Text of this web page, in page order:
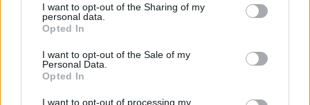
not limited to your visit or usage behaviour. You may click to
grant or deny consent to Google and its third-party tags to
use your data for below specified purposes in below Google
consent section.
I want to opt-out of the Sharing of my
personal data.
Opted In
I want to opt-out of the Sale of my
Personal Data.
Opted In
I want to opt-out of processing my
gyönyörűen újraépített Karib-tenger
a tengeri harc és a hajózás ma is a sorozat